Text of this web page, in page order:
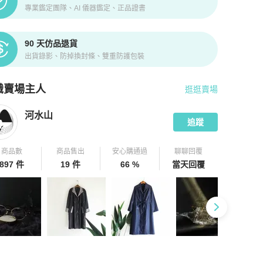
專業鑑定團隊、AI 儀器鑑定、正品證書
90 天仿品退貨
出貨錄影、防掉換封條、雙重防護包裝
賣場主人
拍拍圈嚴選賣家
逛逛賣場
河水山
追蹤
商品數
件
商品售出
19 件
安心購通過
66 %
聊聊回覆
當天回覆